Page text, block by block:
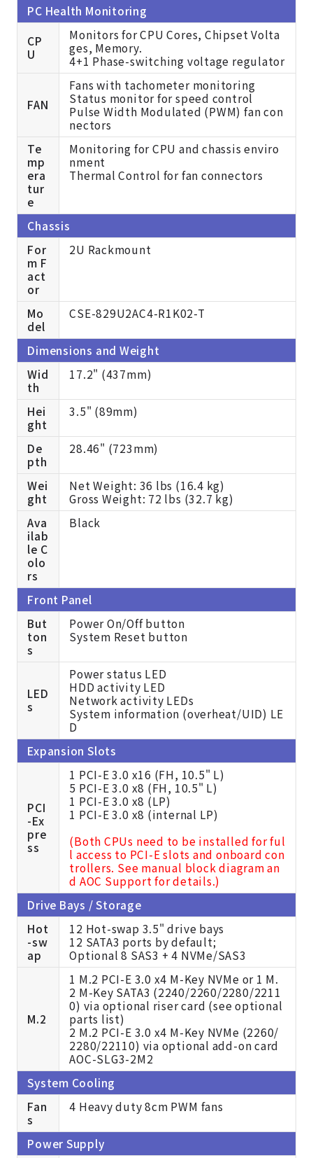
PC Health Monitoring
CP
U
Monitors for CPU Cores, Chipset Volta
ges, Memory.
4+1 Phase-switching voltage regulator
FAN
Fans with tachometer monitoring
Status monitor for speed control
Pulse Width Modulated (PWM) fan con
nectors
Te
mp
era
tur
e
Monitoring for CPU and chassis enviro
nment
Thermal Control for fan connectors
Chassis
For
m F
act
or
2U Rackmount
Mo
del
CSE-829U2AC4-R1K02-T
Dimensions and Weight
Wid
th
17.2" (437mm)
Hei
ght
3.5" (89mm)
De
pth
28.46" (723mm)
Wei
ght
Net Weight: 36 lbs (16.4 kg)
Gross Weight: 72 lbs (32.7 kg)
Ava
ilab
le C
olo
rs
Black
Front Panel
But
ton
s
Power On/Off button
System Reset button
LED
s
Power status LED
HDD activity LED
Network activity LEDs
System information (overheat/UID) LE
D
Expansion Slots
PCI
-Ex
pre
ss
1 PCI-E 3.0 x16 (FH, 10.5" L)
5 PCI-E 3.0 x8 (FH, 10.5" L)
1 PCI-E 3.0 x8 (LP)
1 PCI-E 3.0 x8 (internal LP)
(Both CPUs need to be installed for ful
l access to PCI-E slots and onboard con
trollers. See manual block diagram an
d AOC Support for details.)
Drive Bays / Storage
Hot
-sw
ap
12 Hot-swap 3.5" drive bays
12 SATA3 ports by default;
Optional 8 SAS3 + 4 NVMe/SAS3
M.2
1 M.2 PCI-E 3.0 x4 M-Key NVMe or 1 M.
2 M-Key SATA3 (2240/2260/2280/2211
0) via optional riser card (see optional
parts list)
2 M.2 PCI-E 3.0 x4 M-Key NVMe (2260/
2280/22110) via optional add-on card
AOC-SLG3-2M2
System Cooling
Fan
s
4 Heavy duty 8cm PWM fans
Power Supply